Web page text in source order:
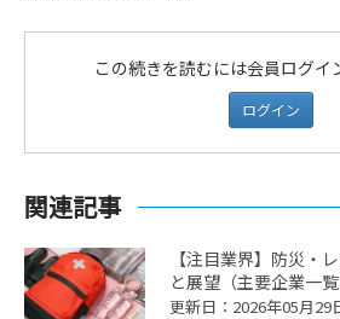
この続きを読むには会員ログイ
ログイン
関連記事
【注目業界】防災・
と展望（主要企業一覧
更新日：2026年05月29